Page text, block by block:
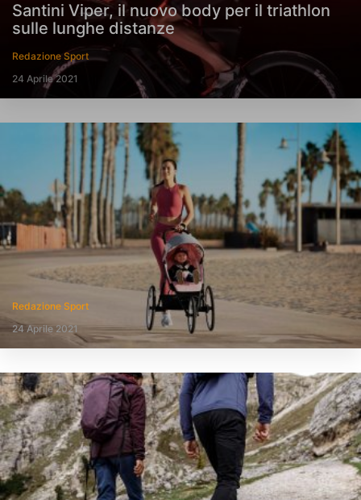
Santini Viper, il nuovo body per il triathlon
sulle lunghe distanze
Redazione Sport
24 Aprile 2021
Redazione Sport
24 Aprile 2021